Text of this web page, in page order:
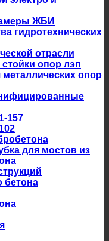
ЖБИ
гидротехнических
отрасли
опор лэп
опор
157
для мостов из
бетона